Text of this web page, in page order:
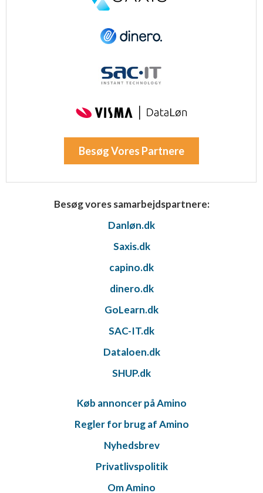
Besøg Vores Partnere
Besøg vores samarbejdspartnere:
Danløn.dk
Saxis.dk
capino.dk
dinero.dk
GoLearn.dk
SAC-IT.dk
Dataloen.dk
SHUP.dk
Køb annoncer på Amino
Regler for brug af Amino
Nyhedsbrev
Privatlivspolitik
Om Amino